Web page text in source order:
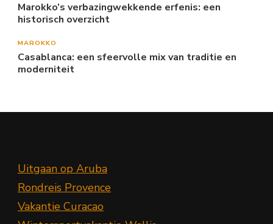
Marokko’s verbazingwekkende erfenis: een
historisch overzicht
MAROKKO
Casablanca: een sfeervolle mix van traditie en
moderniteit
Uitgaan op Aruba
Rondreis Provence
Vakantie Curacao